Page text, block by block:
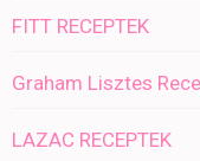
FITT RECEPTEK
Graham Lisztes
LAZAC RECEPTEK